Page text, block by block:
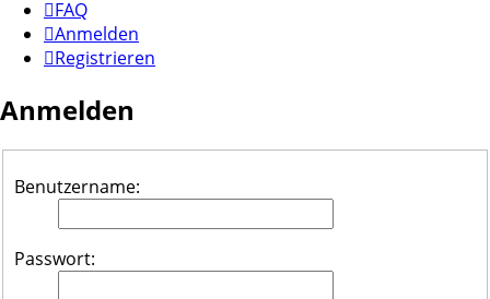
FAQ
Anmelden
Registrieren
Anmelden
Benutzername:
Passwort: